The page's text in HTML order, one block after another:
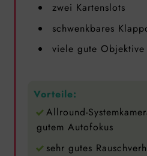
zwei Kartenslots
schwenkbares
viele gute
Vorteile:
Allround-
gutem Autofokus
sehr gutes